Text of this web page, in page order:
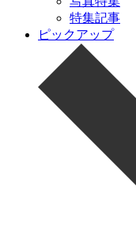
特集記事
ピックアップ